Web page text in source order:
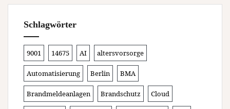
Schlagwörter
9001 14675 AI altersvorsorge
Automatisierung Berlin BMA
Brandmeldeanlagen Brandschutz Cloud